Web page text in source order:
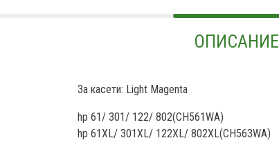
ОПИСАНИЕ
За касети: Light Magenta
hp 61/ 301/ 122/ 802(CH561WA)
hp 61XL/ 301XL/ 122XL/ 802XL(CH563WA)